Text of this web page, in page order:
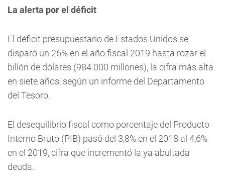
La alerta por el déficit
El déficit presupuestario de Estados Unidos se
disparó un 26% en el año fiscal 2019 hasta rozar el
billón de dólares (984.000 millones), la cifra más alta
en siete años, según un informe del Departamento
del Tesoro.
El desequilibrio fiscal como porcentaje del Producto
Interno Bruto (PIB) pasó del 3,8% en el 2018 al 4,6%
en el 2019, cifra que incrementó la ya abultada
deuda.